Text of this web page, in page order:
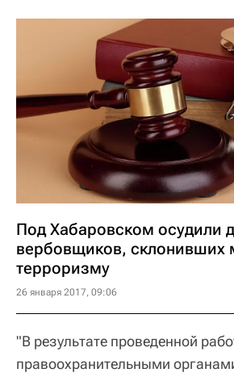
Под Хабаровском осудили
вербовщиков, склонивших
терроризму
26 января 2017, 09:06
"В результате проведенной
правоохранительными